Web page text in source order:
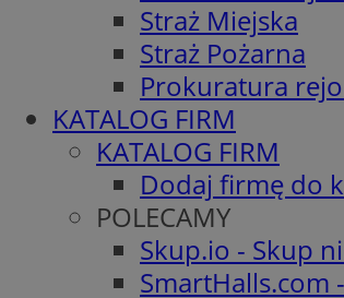
Straż Miejska
Straż Pożarna
Prokuratura
KATALOG FIRM
KATALOG FIRM
Dodaj firmę do
POLECAMY
Skup.io - Skup
SmartHalls.com